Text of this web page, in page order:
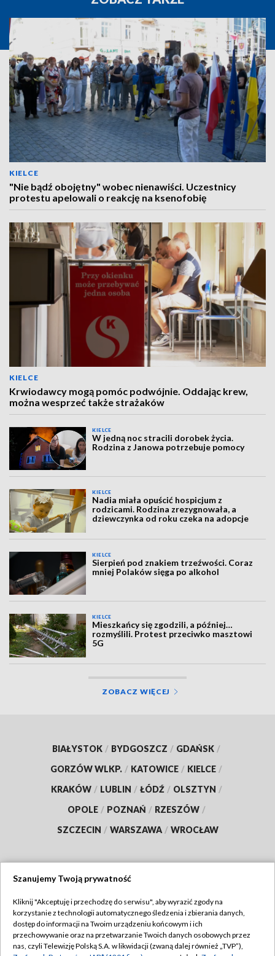
KIELCE
"Nie bądź obojętny" wobec nienawiści. Uczestnicy
protestu apelowali o reakcję na ksenofobię
KIELCE
Krwiodawcy mogą pomóc podwójnie. Oddając krew,
można wesprzeć także strażaków
KIELCE
W jedną noc stracili dorobek życia.
Rodzina z Janowa potrzebuje pomocy
KIELCE
Nadia miała opuścić hospicjum z
rodzicami. Rodzina zrezygnowała, a
dziewczynka od roku czeka na adopcje
KIELCE
Sierpień pod znakiem trzeźwości. Coraz
mniej Polaków sięga po alkohol
KIELCE
Mieszkańcy się zgodzili, a później…
rozmyślili. Protest przeciwko masztowi
5G
ZOBACZ WIĘCEJ
BIAŁYSTOK / BYDGOSZCZ / GDAŃSK /
GORZÓW WLKP. / KATOWICE / KIELCE /
KRAKÓW / LUBLIN / ŁÓDŹ / OLSZTYN /
OPOLE / POZNAŃ / RZESZÓW /
SZCZECIN / WARSZAWA / WROCŁAW
TVP
Abonament TVP
Regulamin TVP
Szanujemy Twoją prywatność
Kliknij "Akceptuję i przechodzę do serwisu", aby wyrazić zgody na
korzystanie z technologii automatycznego śledzenia i zbierania danych,
dostęp do informacji na Twoim urządzeniu końcowym i ich
przechowywanie oraz na przetwarzanie Twoich danych osobowych przez
nas, czyli Telewizję Polską S.A. w likwidacji (zwaną dalej również „TVP”),